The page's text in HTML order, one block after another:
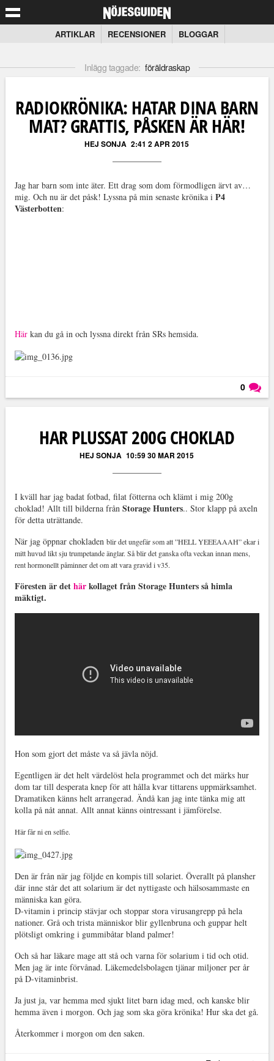
ARTIKLAR RECENSIONER BLOGGAR
Inlägg taggade: föräldraskap
RADIOKRÖNIKA: HATAR DINA BARN
MAT? GRATTIS, PÅSKEN ÄR HÄR!
HEJ SONJA 2:41 2 APR 2015
Jag har barn som inte äter. Ett drag som dom förmodligen ärvt av…
mig. Och nu är det påsk! Lyssna på min senaste krönika i P4
Västerbotten:
Härkan du gå in och lyssna direkt från SRs hemsida.
0
HAR PLUSSAT 200G CHOKLAD
HEJ SONJA 10:59 30 MAR 2015
I kväll har jag badat fotbad, filat fötterna och klämt i mig 200g
choklad! Allt till bilderna från Storage Hunters.. Stor klapp på axeln
för detta uträttande.
När jag öppnar chokladenblir det ungefär som att ”HELL YEEEAAAH” ekar i
mitt huvud likt sju trumpetande änglar. Så blir det ganska ofta veckan innan mens,
rent hormonellt påminner det om att vara gravid i v35.
Föresten är dethärkollaget från Storage Hunters så himla
mäktigt.
Hon som gjort det måste va så jävla nöjd.
Egentligen är det helt värdelöst hela programmet och det märks hur
dom tar till desperata knep för att hålla kvar tittarens uppmärksamhet.
Dramatiken känns helt arrangerad. Ändå kan jag inte tänka mig att
kolla på nåt annat. Allt annat känns ointressant i jämförelse.
Här får ni en selfie.
Den är från när jag följde en kompis till solariet. Överallt på plansher
där inne står det att solarium är det nyttigaste och hälsosammaste en
människa kan göra.
D-vitamin i princip stävjar och stoppar stora virusangrepp på hela
nationer. Grå och trista människor blir gyllenbruna och guppar helt
plötsligt omkring i gummibåtar bland palmer!
Och så har läkare mage att stå och varna för solarium i tid och otid.
Men jag är inte förvånad. Läkemedelsbolagen tjänar miljoner per år
på D-vitaminbrist.
Ja just ja, var hemma med sjukt litet barn idag med, och kanske blir
hemma även i morgon. Och jag som ska göra krönika! Hur ska det gå.
Återkommer i morgon om den saken.